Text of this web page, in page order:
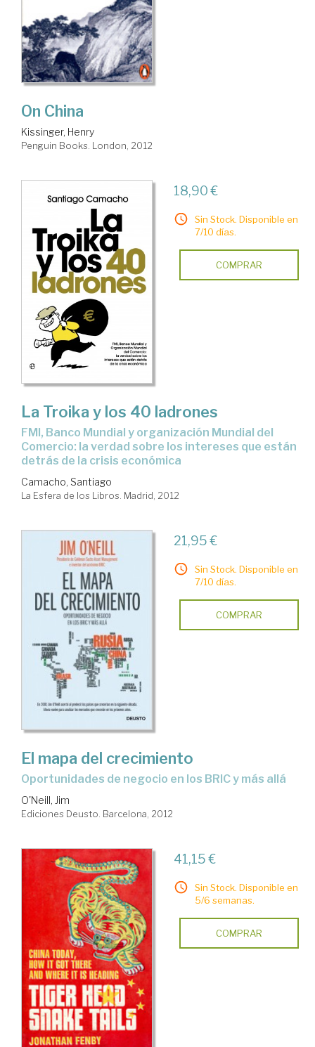
On China
Kissinger, Henry
Penguin Books. London, 2012
18,90 €
Sin Stock. Disponible en
7/10 días.
COMPRAR
La Troika y los 40 ladrones
FMI, Banco Mundial y organización Mundial del
Comercio: la verdad sobre los intereses que están
detrás de la crisis económica
Camacho, Santiago
La Esfera de los Libros. Madrid, 2012
21,95 €
Sin Stock. Disponible en
7/10 días.
COMPRAR
El mapa del crecimiento
oportunidades de negocio en los BRIC y más allá
O'Neill, Jim
Ediciones Deusto. Barcelona, 2012
41,15 €
Sin Stock. Disponible en
5/6 semanas.
COMPRAR